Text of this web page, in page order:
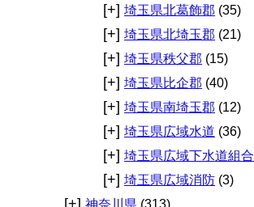
[+] 埼玉県北葛飾郡 (35)
[+] 埼玉県北埼玉郡 (21)
[+] 埼玉県秩父郡 (15)
[+] 埼玉県比企郡 (40)
[+] 埼玉県南埼玉郡 (12)
[+] 埼玉県広域水道 (36)
[+] 埼玉県広域下水道組合
[+] 埼玉県広域消防 (3)
[+] 神奈川県 (313)